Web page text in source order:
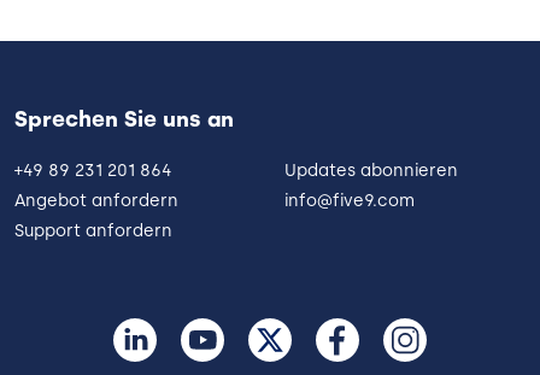
Sprechen Sie uns an
+49 89 231 201 864
Angebot anfordern
Support anfordern
Updates abonnieren
info@five9.com